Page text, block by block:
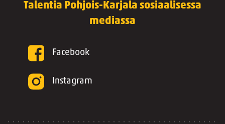
Talentia Pohjois-Karjala sosiaalisessa
mediassa
Facebook
Instagram